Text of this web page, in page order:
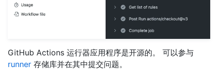
GitHub Actions 运行器应用程序是开源的。 可以参与
runner 存储库并在其中提交问题。